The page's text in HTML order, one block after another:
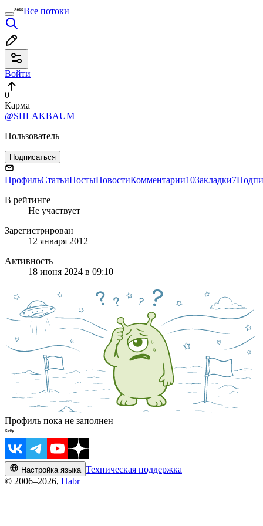
Все потоки
Войти
0
Карма
@SHLAKBAUM
Пользователь
Подписаться
ПрофильСтатьиПостыНовостиКомментарии10Закладки7
В рейтинге
Не участвует
Зарегистрирован
12 января 2012
Активность
18 июня 2024 в 09:10
Профиль пока не заполнен
Настройка языка Техническая поддержка
© 2006–2026, Habr